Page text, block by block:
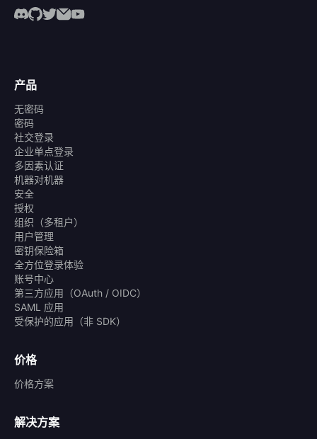
产品
无密码
密码
社交登录
企业单点登录
多因素认证
机器对机器
安全
授权
组织（多租户）
用户管理
密钥保险箱
全方位登录体验
账号中心
第三方应用（OAuth / OIDC）
SAML 应用
受保护的应用（非 SDK）
价格
价格方案
解决方案